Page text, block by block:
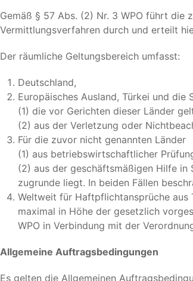
Gemäß § 57 Abs. (2) Nr. 3 WPO führt
Vermittlungsverfahren durch und erteilt
Der räumliche Geltungsbereich umfasst:
Deutschland,
Europäisches Ausland, Türkei und
(1) die vor Gerichten dieser Länder
(2) aus der Verletzung oder
Für die zuvor nicht genannten Länder
(1) aus betriebswirtschaftlicher
(2) aus der geschäftsmäßigen Hilfe
zugrunde liegt. In beiden Fällen
Weltweit für Haftpflichtansprüche aus
maximal in Höhe der gesetzlich
WPO in Verbindung mit der
Allgemeine Auftragsbedingungen
Es gelten die Allgemeinen